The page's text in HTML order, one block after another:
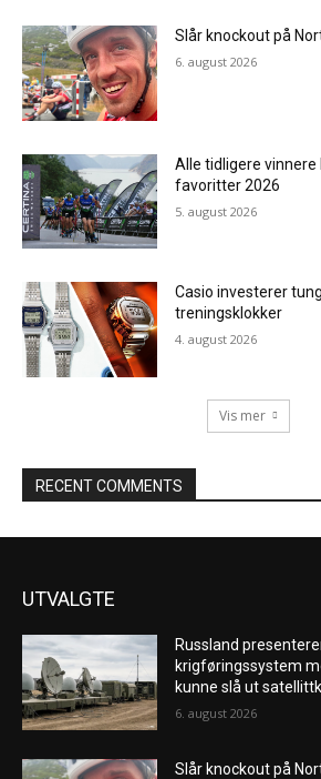
Slår knockout på
6. august 2026
Alle tidligere vinnere
favoritter 2026
5. august 2026
Casio investerer
treningsklokker
4. august 2026
Vis mer
RECENT COMMENTS
UTVALGTE
Russland
krigføringssystem
kunne slå ut
6. august 2026
Slår knockout på